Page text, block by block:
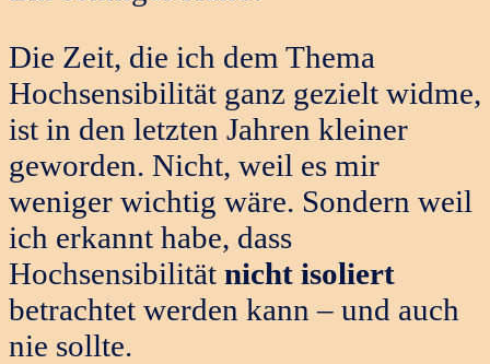
Die Zeit, die ich dem Thema
Hochsensibilität ganz gezielt widme,
ist in den letzten Jahren kleiner
geworden. Nicht, weil es mir
weniger wichtig wäre. Sondern weil
ich erkannt habe, dass
Hochsensibilität nicht isoliert
betrachtet werden kann – und auch
nie sollte.